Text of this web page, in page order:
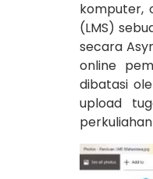
komputer,
(LMS)
secara
online
dibatasi
upload